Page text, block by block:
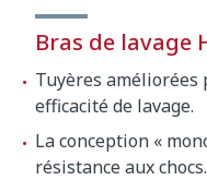
Bras de lavage
Tuyères
efficacité de lavage.
La conception «
résistance aux chocs.